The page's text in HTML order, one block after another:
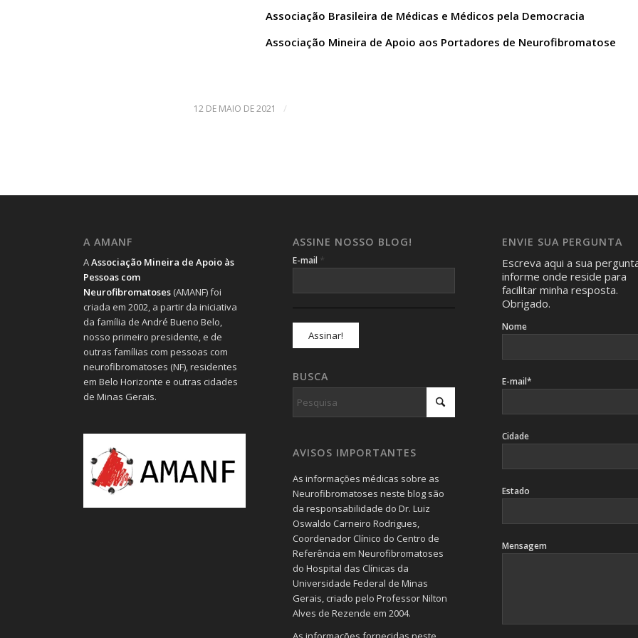
Associação Brasileira de Médicas e Médicos pela Democracia
Associação Mineira de Apoio aos Portadores de Neurofibromatose
12 DE MAIO DE 2021 /
A AMANF
AAssociação Mineira de Apoio às
Pessoas com
Neurofibromatoses (AMANF) foi
criada em 2002, a partir da iniciativa
da família de André Bueno Belo,
nosso primeiro presidente, e de
outras famílias com pessoas com
neurofibromatoses (NF), residentes
em Belo Horizonte e outras cidades
de Minas Gerais.
ASSINE NOSSO BLOG!
E-mail *
BUSCA
AVISOS IMPORTANTES
As informações médicas sobre as
Neurofibromatoses neste blog são
da responsabilidade do Dr. Luiz
Oswaldo Carneiro Rodrigues,
Coordenador Clínico do Centro de
Referência em Neurofibromatoses
do Hospital das Clínicas da
Universidade Federal de Minas
Gerais, criado pelo Professor Nilton
Alves de Rezende em 2004.
ENVIE SUA PERGUNTA
Escreva aqui a sua
informe onde reside para
facilitar minha resposta.
Obrigado.
Nome
E-mail*
Cidade
Estado
Mensagem